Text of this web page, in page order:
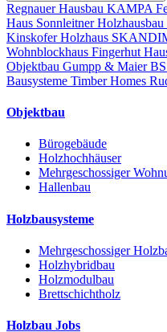
Regnauer Hausbau KAMPA
Haus Sonnleitner Holzhausbau
Kinskofer Holzhaus
Wohnblockhaus Fingerhut
Objektbau Gumpp & Maier
Bausysteme Timber Homes
Objektbau
Bürogebäude
Holzhochhäuser
Mehrgeschossiger
Hallenbau
Holzbausysteme
Mehrgeschossiger
Holzhybridbau
Holzmodulbau
Brettschichtholz
Holzbau Jobs